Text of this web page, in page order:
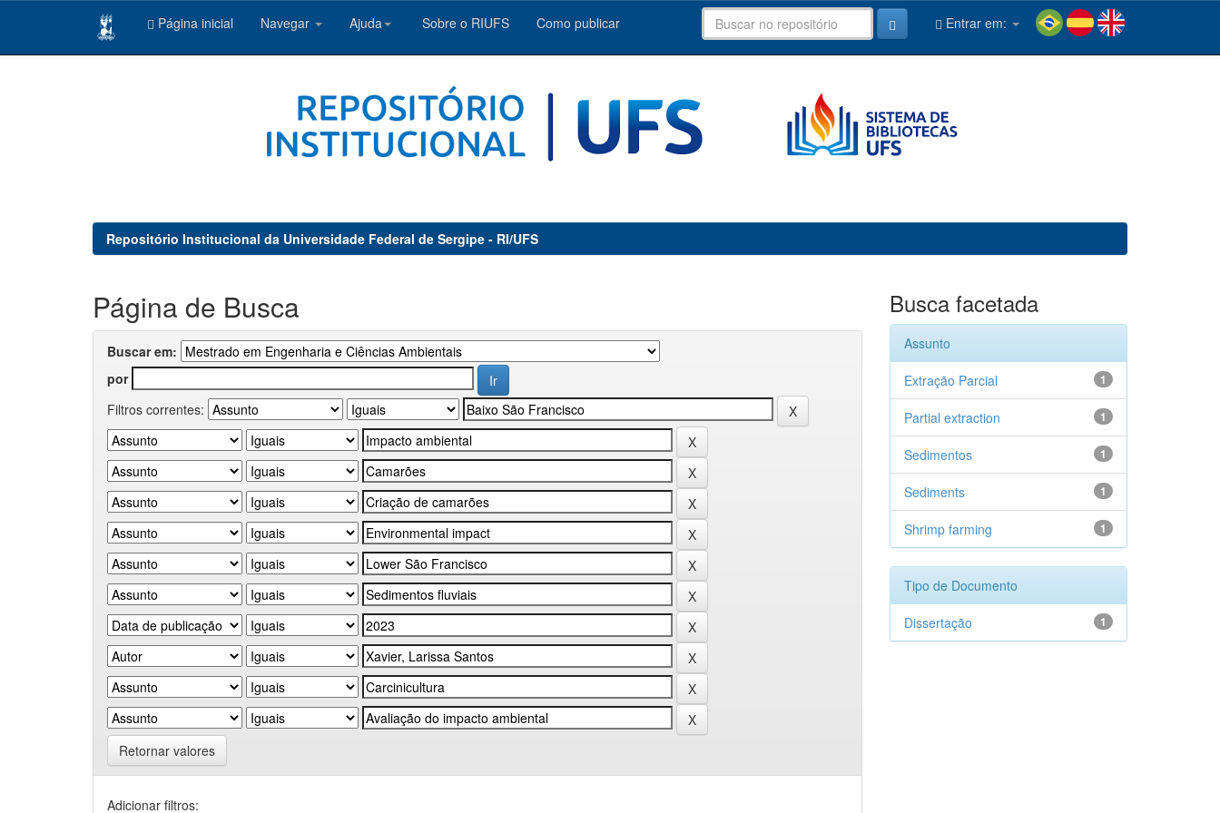
Página inicial Navegar Ajuda Sobre o RIUFS Como publicar Entrar em:
Repositório Institucional da Universidade Federal de Sergipe - RI/UFS
Página de Busca
Buscar em:
por
Filtros correntes:
Retornar valores
Adicionar filtros:
Busca facetada
Assunto
1
Extração Parcial
1
Partial extraction
1
Sedimentos
1
Sediments
1
Shrimp farming
Tipo de Documento
1
Dissertação